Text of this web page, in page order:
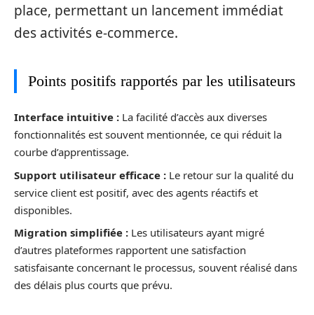
place, permettant un lancement immédiat
des activités e-commerce.
Points positifs rapportés par les utilisateurs
Interface intuitive : La facilité d’accès aux diverses
fonctionnalités est souvent mentionnée, ce qui réduit la
courbe d’apprentissage.
Support utilisateur efficace : Le retour sur la qualité du
service client est positif, avec des agents réactifs et
disponibles.
Migration simplifiée : Les utilisateurs ayant migré
d’autres plateformes rapportent une satisfaction
satisfaisante concernant le processus, souvent réalisé dans
des délais plus courts que prévu.